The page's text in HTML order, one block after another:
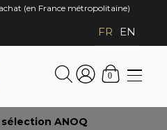
(en France métropolitaine)
FR EN
0
sélection ANOQ